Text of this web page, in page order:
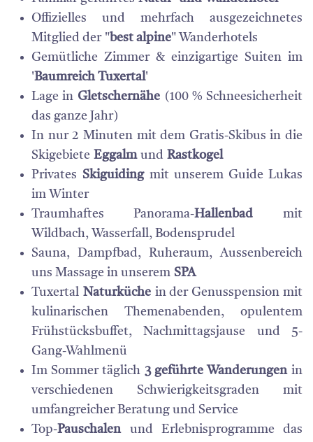
Offizielles und mehrfach ausgezeichnetes
Mitglied der "best alpine" Wanderhotels
Gemütliche Zimmer & einzigartige Suiten im
'Baumreich Tuxertal'
Lage in Gletschernähe (100 % Schneesicherheit
das ganze Jahr)
In nur 2 Minuten mit dem Gratis-Skibus in die
Skigebiete Eggalm und Rastkogel
Privates Skiguiding mit unserem Guide Lukas
im Winter
Traumhaftes Panorama-Hallenbad mit
Wildbach, Wasserfall, Bodensprudel
Sauna, Dampfbad, Ruheraum, Aussenbereich
uns Massage in unserem SPA
Tuxertal Naturküche in der Genusspension mit
kulinarischen Themenabenden, opulentem
Frühstücksbuffet, Nachmittagsjause und 5-
Gang-Wahlmenü
Im Sommer täglich 3 geführte Wanderungenin
verschiedenen Schwierigkeitsgraden mit
umfangreicher Beratung und Service
Top-Pauschalen und Erlebnisprogramme das